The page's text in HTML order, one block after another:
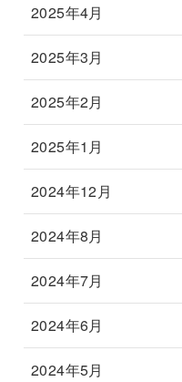
2025年4月
2025年3月
2025年2月
2025年1月
2024年12月
2024年8月
2024年7月
2024年6月
2024年5月